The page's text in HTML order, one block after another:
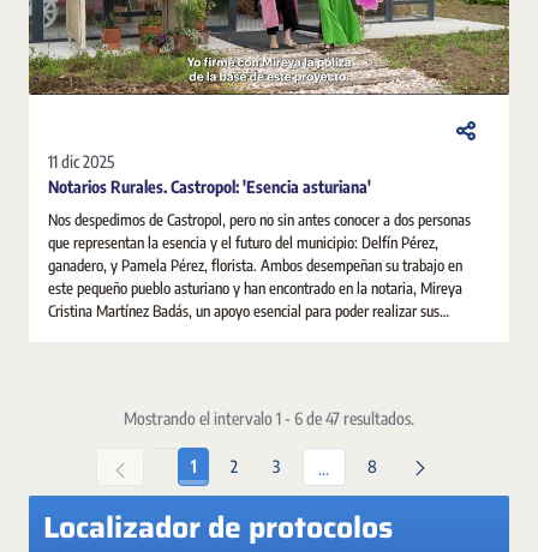
11 dic 2025
Notarios Rurales. Castropol: 'Esencia asturiana'
Nos despedimos de Castropol, pero no sin antes conocer a dos personas
que representan la esencia y el futuro del municipio: Delfín Pérez,
ganadero, y Pamela Pérez, florista. Ambos desempeñan su trabajo en
este pequeño pueblo asturiano y han encontrado en la notaria, Mireya
Cristina Martínez Badás, un apoyo esencial para poder realizar sus
Mostrando el intervalo 1 - 6 de 47 resultados.
Página
1 Página
2 Página
3 ... Páginas intermedias Use
Página
8
Localizador de protocolos